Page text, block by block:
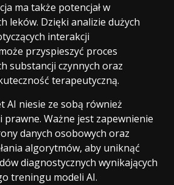
ma także potencjał w
leków. Dzięki analizie dużych
interakcji
przyspieszyć proces
substancji czynnych oraz
terapeutyczną.
AI niesie ze sobą również
prawne. Ważne jest zapewnienie
danych osobowych oraz
algorytmów, aby uniknąć
diagnostycznych wynikających
treningu modeli AI.